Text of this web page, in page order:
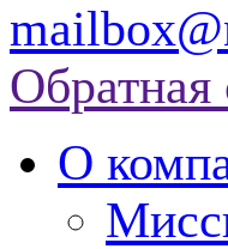
Обратная
О